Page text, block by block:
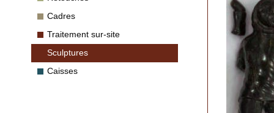
Cadres
Traitement sur-site
Sculptures
Caisses